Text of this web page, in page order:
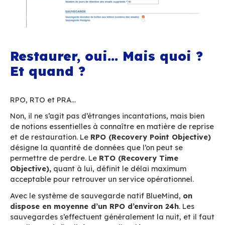
permet de gagner du temps et de l’espace,
conservant un historique complet. Chaque
Ces sauvegardes peuvent ensuite être
disque externe ou un serveur dédié via NFS, à
sauvegarde centralisé (Time Navigator,
les fichiers produits peuvent y être intégrés
difficulté.
Pour lespetites structures, ce système suffit
largement. Dans desenvironnements plus
conséquents, nous recommandons d’ajuster
en conservant une rétention courte côté
confiant l’historique àune solution tierce.